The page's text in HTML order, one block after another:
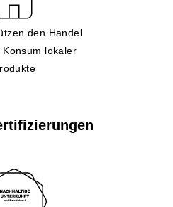
den Handel
lokaler